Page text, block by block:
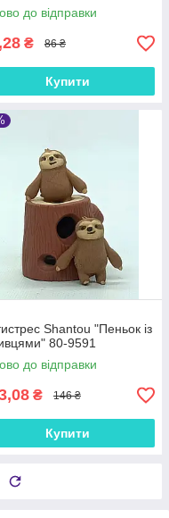
до відправки
₴ 86 ₴
Купити
Shantou "Пеньок із
80-9591
до відправки
₴ 146 ₴
Купити